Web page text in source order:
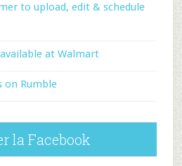
to upload, edit & schedule
at Walmart
on Rumble
la Facebook